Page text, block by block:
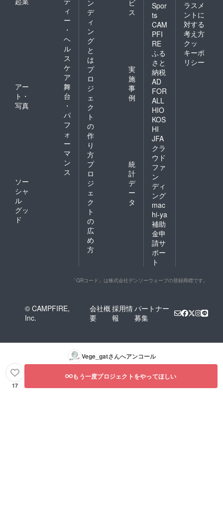
クオー
（米国
産）／
デーツ
／デー
ロップ
／米油
ィ
ー
・
ヘ
ル
ス
ケ
ア
アー
ト・
写真
舞
台
・
パ
フ
ォ
ー
マ
ン
ス
ソー
シャ
ル
グッ
ド
ン
デ
ィ
ン
グ
と
は
ビ
ス
プ
ロ
ジ
ェ
ク
ト
の
作
り
方
実
施
事
例
プ
ロ
ジ
ェ
ク
ト
の
広
め
方
統
計
デ
ー
タ
Spor
ts
CAM
PFI
RE
ふる
さと
納税
AD
FOR
ALL
HIO
KOS
HI
JFA
クラ
ウド
ファ
ン
ディ
ング
mac
hi-ya
補助
金申
請サ
ポー
ト
ラスメ
ントに
対する
考え方
クッ
キーポ
リシー
「QRコード」は株式会社デンソーウェーブの登録商標です。
© CAMPFIRE,
Inc.
会社概
要
採用情
報
パートナー
募集
Vege_gatさんへアンコール
17
もう一度プロジェクトをやってほしい